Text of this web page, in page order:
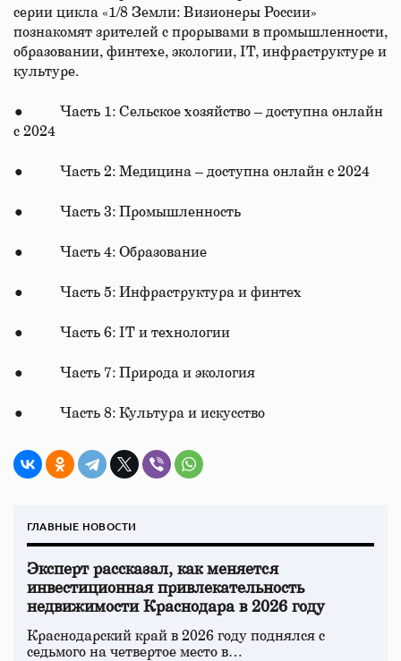
серии цикла «1/8 Земли: Визионеры России»
познакомят зрителей с прорывами в промышленности,
образовании, финтехе, экологии, IT, инфраструктуре и
культуре.
● Часть 1: Сельское хозяйство – доступна онлайн
с 2024
● Часть 2: Медицина – доступна онлайн с 2024
● Часть 3: Промышленность
● Часть 4: Образование
● Часть 5: Инфраструктура и финтех
● Часть 6: IT и технологии
● Часть 7: Природа и экология
● Часть 8: Культура и искусство
ГЛАВНЫЕ НОВОСТИ
Эксперт рассказал, как меняется
инвестиционная привлекательность
недвижимости Краснодара в 2026 году
Краснодарский край в 2026 году поднялся с
седьмого на четвертое место в…